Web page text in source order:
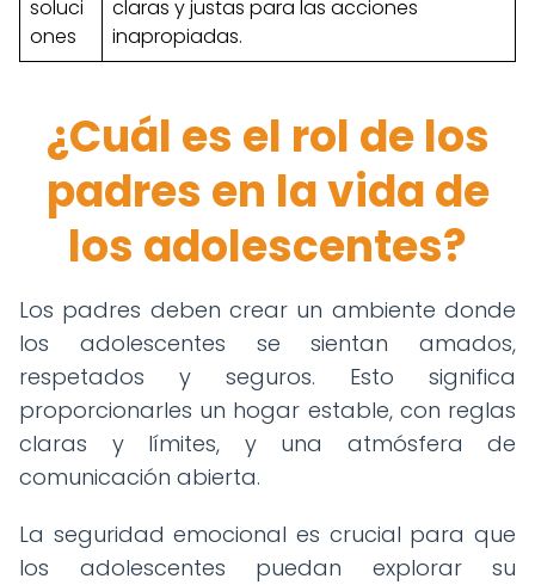
soluci
ones
claras y justas para las acciones
inapropiadas.
¿Cuál es el rol de los
padres en la vida de
los adolescentes?
Los padres deben crear un ambiente donde
los adolescentes se sientan amados,
respetados y seguros. Esto significa
proporcionarles un hogar estable, con reglas
claras y límites, y una atmósfera de
comunicación abierta.
La seguridad emocional es crucial para que
los adolescentes puedan explorar su